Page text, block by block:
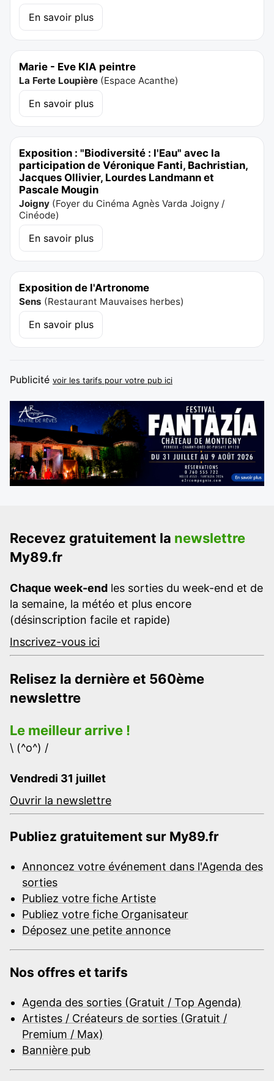
En savoir plus
Marie - Eve KIA peintre
La Ferte Loupière (Espace Acanthe)
En savoir plus
Exposition : "Biodiversité : l'Eau" avec la
participation de Véronique Fanti, Bachristian,
Jacques Ollivier, Lourdes Landmann et
Pascale Mougin
Joigny (Foyer du Cinéma Agnès Varda Joigny /
Cinéode)
En savoir plus
Exposition de l'Artronome
Sens (Restaurant Mauvaises herbes)
En savoir plus
Publicité voir les tarifs pour votre pub ici
Recevez gratuitement la newslettre
My89.fr
Chaque week-end les sorties du week-end et de
la semaine, la météo et plus encore
(désinscription facile et rapide)
Inscrivez-vous ici
Relisez la dernière et 560ème
newslettre
Le meilleur arrive !
\ (^o^) /
Vendredi 31 juillet
Ouvrir la newslettre
Publiez gratuitement sur My89.fr
Annoncez votre événement dans l'Agenda des
sorties
Publiez votre fiche Artiste
Publiez votre fiche Organisateur
Déposez une petite annonce
Nos offres et tarifs
Agenda des sorties (Gratuit / Top Agenda)
Artistes / Créateurs de sorties (Gratuit /
Premium / Max)
Bannière pub